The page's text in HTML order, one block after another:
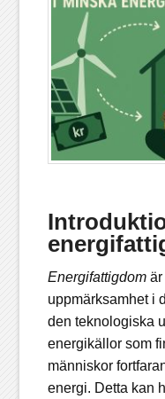
Energifattigdomär
uppmärksamhet i
den teknologiska
energikällor som
människor
energi. Detta kan